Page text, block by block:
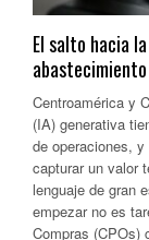
El salto hacia
abastecimiento
Centroamérica y
(IA) generativa
de operaciones,
capturar un valor
lenguaje de gran
empezar no es
Compras (CPOs)